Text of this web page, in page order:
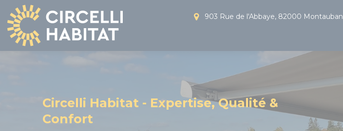
903 Rue de l'Abbaye, 82000 Montauban
Circelli Habitat - Expertise, Qualité &
Confort
Panneau de gestion des cookies